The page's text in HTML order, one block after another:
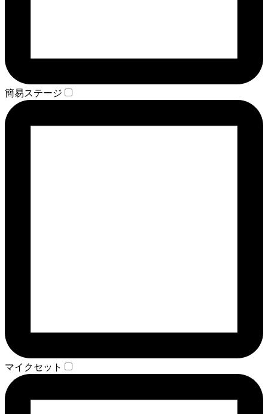
簡易ステージ
マイクセット